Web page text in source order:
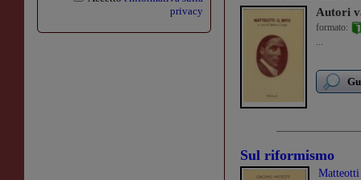
privacy
Autori
formato:
...
Sul riformismo